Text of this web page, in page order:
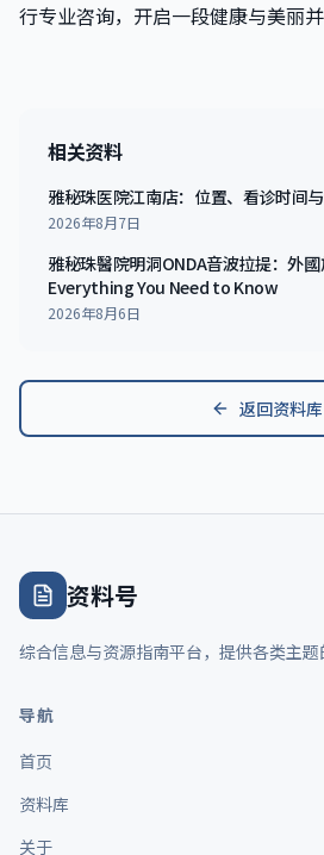
行专业咨询，开启一段健康与美丽
相关资料
雅秘珠医院江南店：位置、看诊时间
2026年8月7日
雅秘珠醫院明洞ONDA音波拉提：外
Everything You Need to Know
2026年8月6日
返回资料库
资料号
综合信息与资源指南平台，提供各类主题
导航
首页
资料库
关于